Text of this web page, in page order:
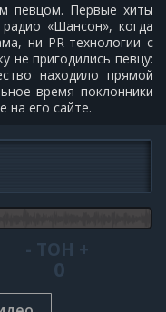
певцом. Первые хиты
«Шансон», когда
ни PR-технологии с
не пригодились певцу:
находило прямой
время поклонники
на его сайте.
- ТОН +
0